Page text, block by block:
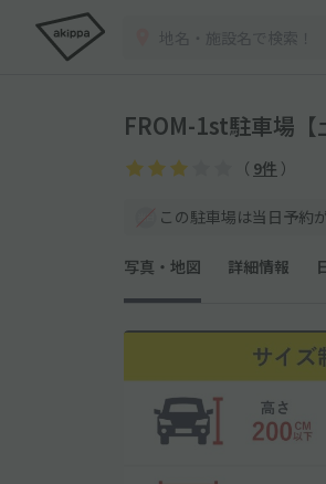
FROM-1st駐車場
（ 9件 ）
この駐車場は当日予約
写真・地図 詳細情報